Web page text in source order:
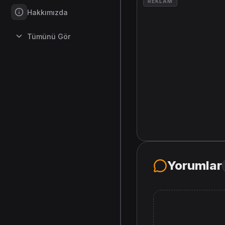
Hakkımızda
Tümünü Gör
Yorumlar